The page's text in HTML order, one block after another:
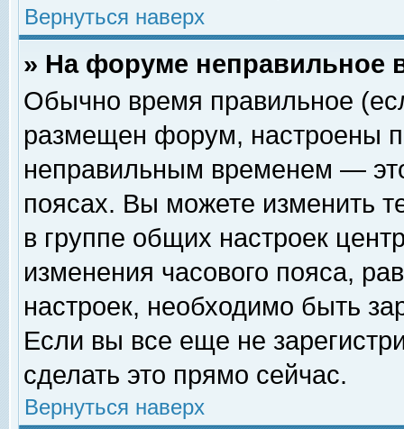
Вернуться наверх
» На форуме неправильное
Обычно время правильное
размещен форум, настроены
неправильным временем —
поясах. Вы можете изменить
в группе общих настроек
изменения часового пояса,
настроек, необходимо быть
Если вы все еще не
сделать это прямо сейчас.
Вернуться наверх